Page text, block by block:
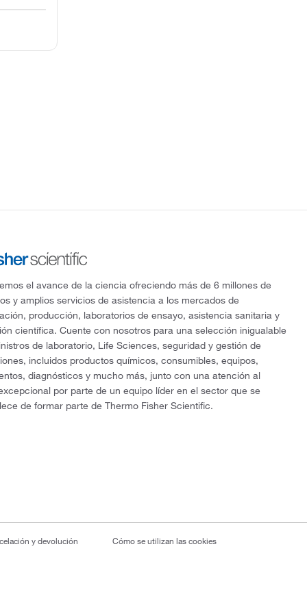
el avance de la ciencia ofreciendo más de 6 millones de
y amplios servicios de asistencia a los mercados de
producción, laboratorios de ensayo, asistencia sanitaria y
científica. Cuente con nosotros para una selección inigualable
de laboratorio, Life Sciences, seguridad y gestión de
incluidos productos químicos, consumibles, equipos,
diagnósticos y mucho más, junto con una atención al
por parte de un equipo líder en el sector que se
de formar parte de Thermo Fisher Scientific.
y devolución Cómo se utilizan las cookies